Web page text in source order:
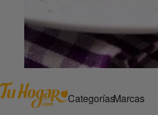
CategoríasMarcas